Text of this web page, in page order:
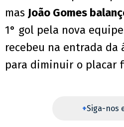
mas João Gomes
1° gol pela nova
recebeu na entrada da
para diminuir o placar
+Siga-nos